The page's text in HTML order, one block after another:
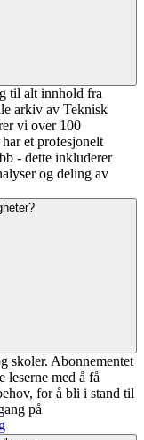
til alt innhold fra
arkiv av Teknisk
vi over 100
et profesjonelt
- dette inkluderer
og deling av
skoler. Abonnementet
leserne med å få
for å bli i stand til
på